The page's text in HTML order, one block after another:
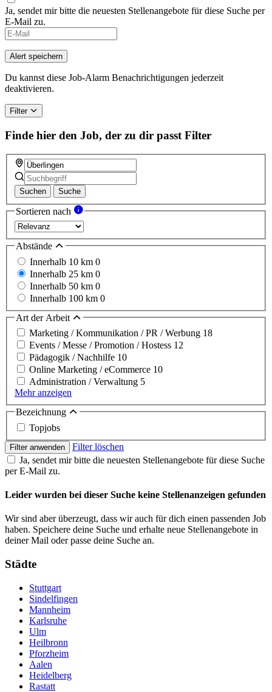
Ja, sendet mir bitte die neuesten Stellenangebote für diese Suche per
E-Mail zu.
Alert speichern
Du kannst diese Job-Alarm Benachrichtigungen jederzeit
deaktivieren.
Filter
Finde hier den Job, der zu dir passt Filter
Suchen Suche
Sortieren nach
Abstände
Innerhalb 10 km 0
Innerhalb 25 km 0
Innerhalb 50 km 0
Innerhalb 100 km 0
Art der Arbeit
Marketing / Kommunikation / PR / Werbung 18
Events / Messe / Promotion / Hostess 12
Pädagogik / Nachhilfe 10
Online Marketing / eCommerce 10
Administration / Verwaltung 5
Mehr anzeigen
Bezeichnung
Topjobs
Filter anwenden
Filter löschen
Ja, sendet mir bitte die neuesten Stellenangebote für diese Suche
per E-Mail zu.
Leider wurden bei dieser Suche keine Stellenanzeigen gefunden
Wir sind aber überzeugt, dass wir auch für dich einen passenden Job
haben. Speichere deine Suche und erhalte neue Stellenangebote in
deiner Mail oder passe deine Suche an.
Städte
Stuttgart
Sindelfingen
Mannheim
Karlsruhe
Ulm
Heilbronn
Pforzheim
Aalen
Heidelberg
Rastatt